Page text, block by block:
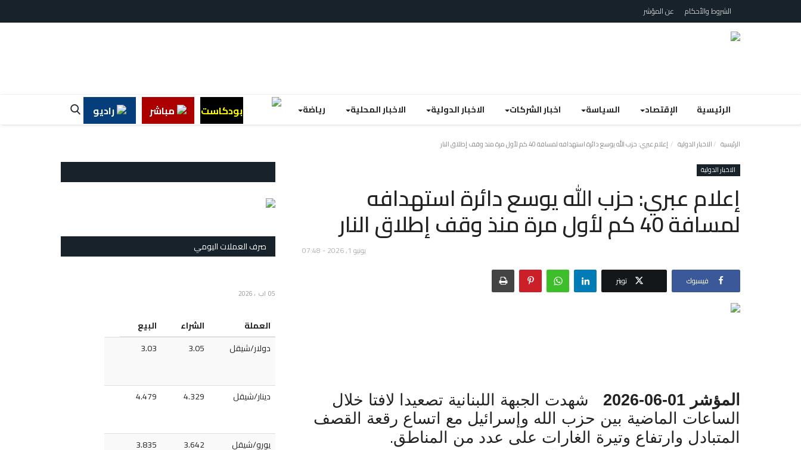
الشروط والأحكام عن المؤشر
الرئيسية الإقتصاد السياسة اخبار الشركات الاخبار الدولية الاخبار المحلية رياضة بودكاست مباشر راديو
الرئيسية الاخبار الدولية إعلام عبري: حزب الله يوسع دائرة استهدافه لمسافة 40 كم لأول مرة منذ وقف إطلاق النار
الاخبار الدولية
إعلام عبري: حزب الله يوسع دائرة استهدافه
لمسافة 40 كم لأول مرة منذ وقف إطلاق النار
يونيو 1, 2026 - 07:48
فيسبوك تويتر
المؤشر 01-06-2026
شهدت الجبهة اللبنانية تصعيدا لافتا خلال
الساعات الماضية بين حزب الله وإسرائيل مع اتساع رقعة القصف
المتبادل وارتفاع وتيرة الغارات على عدد من المناطق.
صرف العملات اليومي
05 اب ، 2026
العملة الشراء
البيع
دولار/شيقل
3.05
3.03
دينار/شيقل 4.329
4.479
يورو/شيقل 3.642
3.835